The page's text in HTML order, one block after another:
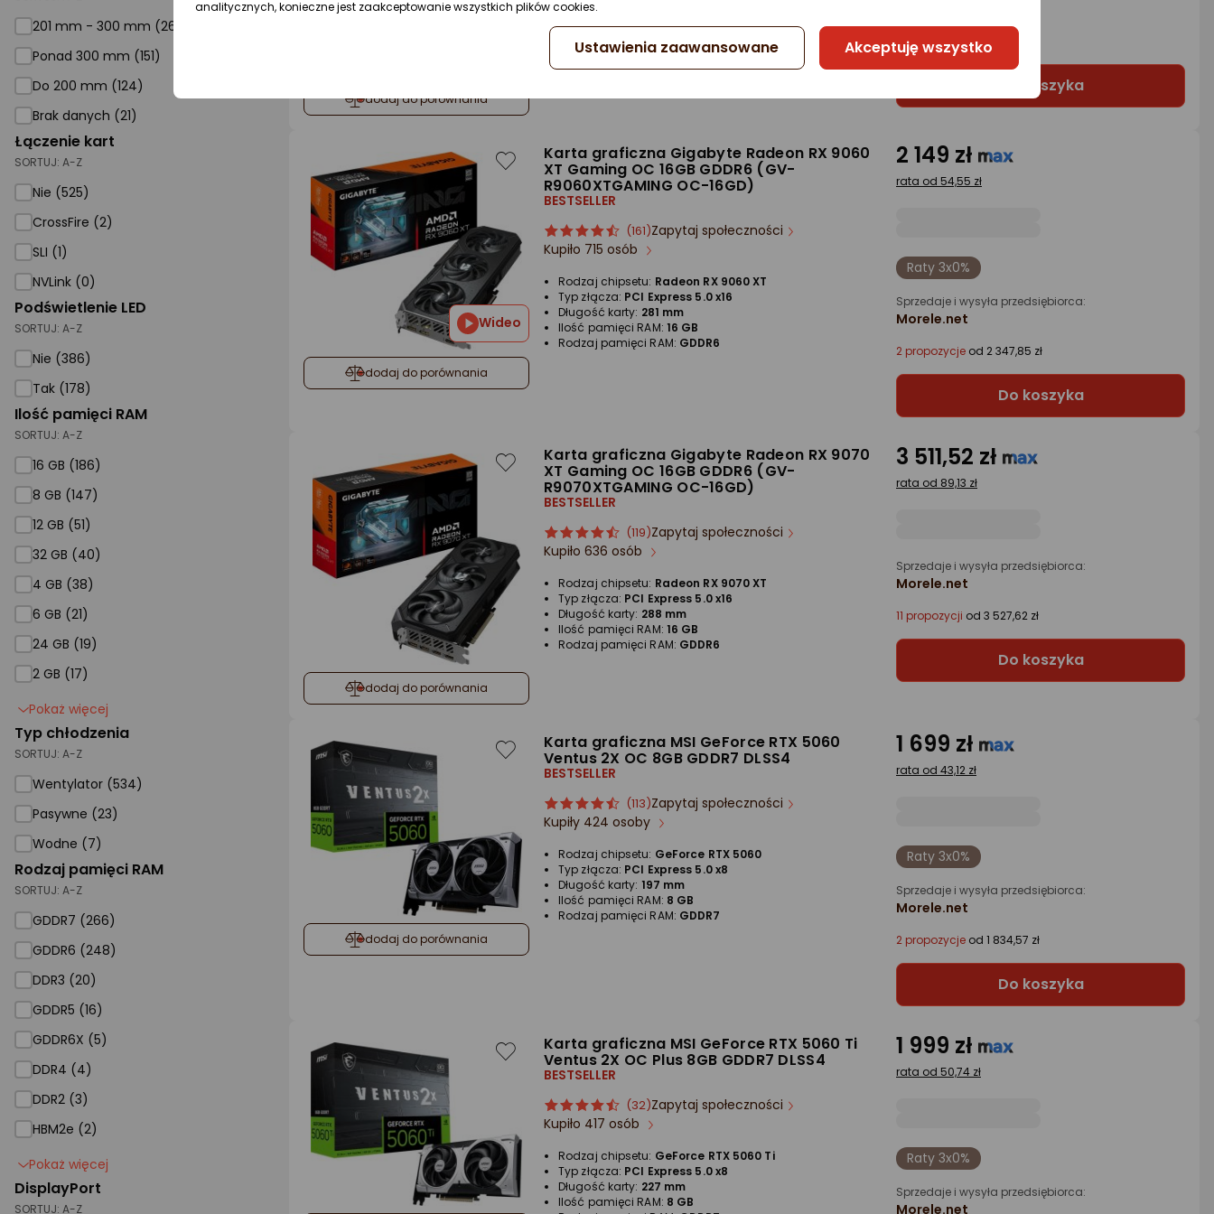
201 mm - 300 mm (268)
Ponad 300 mm (151)
Do 200 mm (124)
Brak danych (21)
Łączenie kart
SORTUJ: A-Z
Nie (525)
CrossFire (2)
SLI (1)
NVLink (0)
Podświetlenie LED
SORTUJ: A-Z
Nie (386)
Tak (178)
Ilość pamięci RAM
SORTUJ: A-Z
16 GB16 GB (186)
8 GB8 GB (147)
12 GB12 GB (51)
32 GB32 GB (40)
4 GB4 GB (38)
6 GB6 GB (21)
24 GB24 GB (19)
2 GB2 GB (17)
Pokaż więcej
Typ chłodzenia
SORTUJ: A-Z
Wentylator (534)
Pasywne
Pasywne (23)
Wodne (7)
Rodzaj pamięci RAM
SORTUJ: A-Z
GDDR7
GDDR7 (266)
GDDR6
GDDR6 (248)
DDR3DDR3 (20)
GDDR5
GDDR5 (16)
GDDR6X
GDDR6X (5)
DDR4DDR4 (4)
DDR2 (3)
HBM2e (2)
Pokaż więcej
DisplayPort
SORTUJ: A-Z
dodaj do porównania
produktu
4.5/5
gwiazdki
produktu
Długość karty:282 mm
Ilość pamięci RAM:8 GB
7 propozycjiod 1 414,78 zł
Do koszyka
Wideo
dodaj do porównania
Karta graficzna Gigabyte Radeon RX 9060
XT Gaming OC 16GB GDDR6 (GV-
R9060XTGAMING OC-16GD)
BESTSELLER
ocena
produktu
gwiazdki
Ocena
produktu
(161)Zapytaj społeczności
Kupiło 715 osób
Rodzaj chipsetu: Radeon RX 9060 XT
Typ złącza: PCI Express 5.0 x16
Długość karty: 281 mm
Ilość pamięci RAM: 16 GB
Rodzaj pamięci RAM: GDDR6
2 149 zł
rata od 54,55 zł
Raty 3x0%
Sprzedaje i wysyła przedsiębiorca:
Morele.net
2 propozycje od 2 347,85 zł
Do koszyka
dodaj do porównania
Karta graficzna Gigabyte Radeon RX 9070
XT Gaming OC 16GB GDDR6 (GV-
R9070XTGAMING OC-16GD)
BESTSELLER
ocena
produktu
gwiazdki
Ocena
produktu
(119)Zapytaj społeczności
Kupiło 636 osób
Rodzaj chipsetu: Radeon RX 9070 XT
Typ złącza: PCI Express 5.0 x16
Długość karty: 288 mm
Ilość pamięci RAM: 16 GB
Rodzaj pamięci RAM: GDDR6
3 511,52 zł
rata od 89,13 zł
Sprzedaje i wysyła przedsiębiorca:
Morele.net
11 propozycji od 3 527,62 zł
Do koszyka
dodaj do porównania
Karta graficzna MSI GeForce RTX 5060
Ventus 2X OC 8GB GDDR7 DLSS4
BESTSELLER
ocena
produktu
gwiazdki
Ocena
produktu
(113)Zapytaj społeczności
Kupiły 424 osoby
Rodzaj chipsetu: GeForce RTX 5060
Typ złącza: PCI Express 5.0 x8
Długość karty: 197 mm
Ilość pamięci RAM: 8 GB
Rodzaj pamięci RAM: GDDR7
1 699 zł
rata od 43,12 zł
Raty 3x0%
Sprzedaje i wysyła przedsiębiorca:
Morele.net
2 propozycje od 1 834,57 zł
Do koszyka
Karta graficzna MSI GeForce RTX 5060 Ti
Ventus 2X OC Plus 8GB GDDR7 DLSS4
BESTSELLER
ocena
produktu
gwiazdki
Ocena
produktu
(32)Zapytaj społeczności
Kupiło 417 osób
Rodzaj chipsetu: GeForce RTX 5060 Ti
Typ złącza: PCI Express 5.0 x8
Długość karty: 227 mm
Ilość pamięci RAM: 8 GB
1 999 zł
rata od 50,74 zł
Raty 3x0%
Sprzedaje i wysyła przedsiębiorca:
Morele.net
analitycznych, konieczne jest zaakceptowanie wszystkich plików cookies.
Ustawienia zaawansowane Akceptuję wszystko